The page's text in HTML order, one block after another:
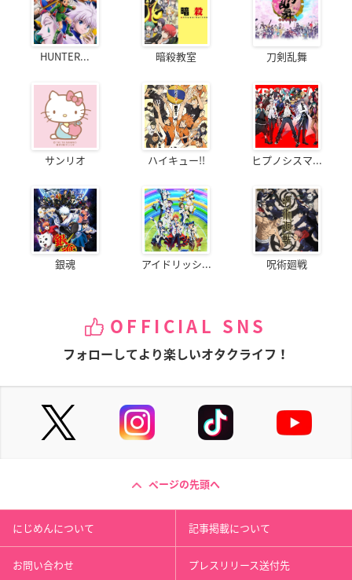
HUNTER... 暗殺教室 刀剣乱舞
サンリオ ハイキュー!! ヒプノシスマ...
銀魂 アイドリッシ... 呪術廻戦
OFFICIAL SNS
フォローしてより楽しいオタクライフ！
ページの先頭へ
にじめんについて 記事掲載について
お問い合わせ プレスリリース送付先